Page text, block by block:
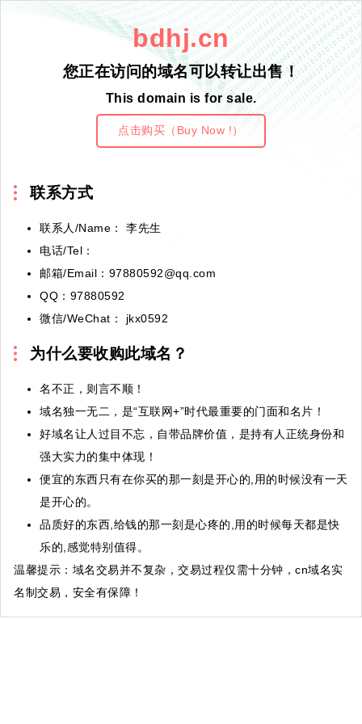
bdhj.cn
您正在访问的域名可以转让出售！
This domain is for sale.
点击购买（Buy Now !）
联系方式
联系人/Name： 李先生
电话/Tel：
邮箱/Email：97880592@qq.com
QQ：97880592
微信/WeChat： jkx0592
为什么要收购此域名？
名不正，则言不顺！
域名独一无二，是“互联网+”时代最重要的门面和名片！
好域名让人过目不忘，自带品牌价值，是持有人正统身份和
强大实力的集中体现！
便宜的东西只有在你买的那一刻是开心的,用的时候没有一天
是开心的。
品质好的东西,给钱的那一刻是心疼的,用的时候每天都是快
乐的,感觉特别值得。
温馨提示 ：域名交易并不复杂，交易过程仅需十分钟，cn域名实
名制交易，安全有保障！